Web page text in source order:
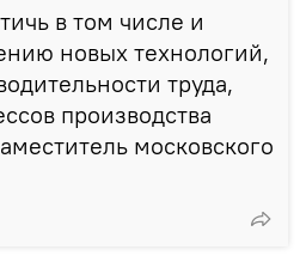
в том числе и
новых технологий,
труда,
производства
московского